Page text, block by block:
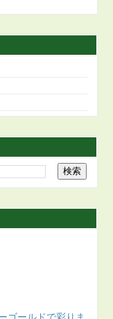
ゴールドで彩りま